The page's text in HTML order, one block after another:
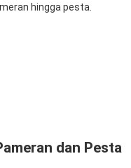
hingga pesta.
dan Pesta